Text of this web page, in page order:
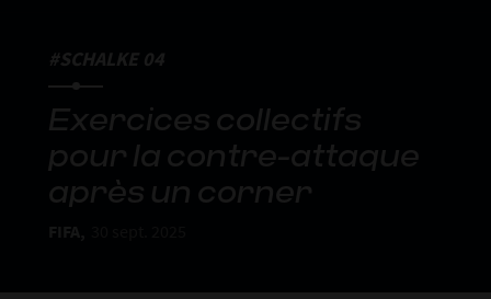
#SCHALKE 04
Exercices collectifs
pour la contre-attaque
après un corner